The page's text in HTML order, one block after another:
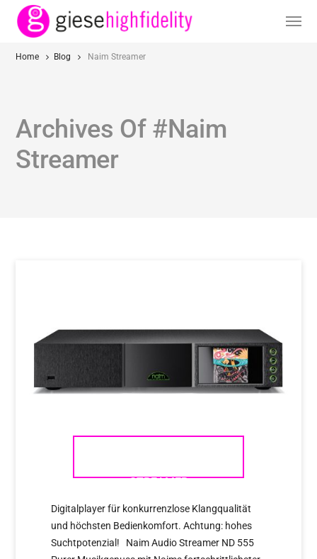
Home Blog Naim Streamer
Archives Of #Naim
Streamer
STREAMER
Digitalplayer für konkurrenzlose Klangqualität
und höchsten Bedienkomfort. Achtung: hohes
Suchtpotenzial! Naim Audio Streamer ND 555